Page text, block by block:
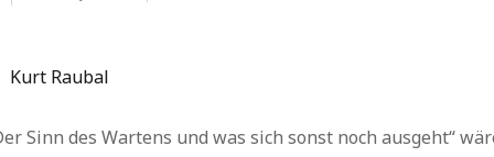
Kurt Raubal
Sinn des Wartens und was sich sonst noch ausgeht“